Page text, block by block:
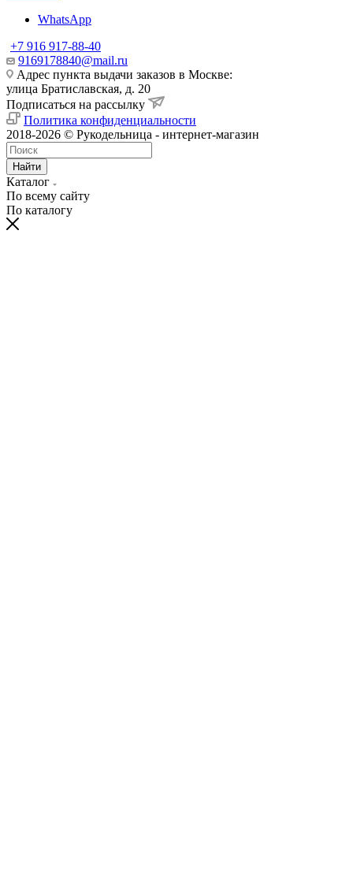
WhatsApp
+7 916 917-88-40
9169178840@mail.ru
Адрес пункта выдачи заказов в Москве:
улица Братиславская, д. 20
Подписаться на рассылку
Политика конфиденциальности
2018-2026 © Рукодельница - интернет-магазин
Найти
Каталог
По всему сайту
По каталогу